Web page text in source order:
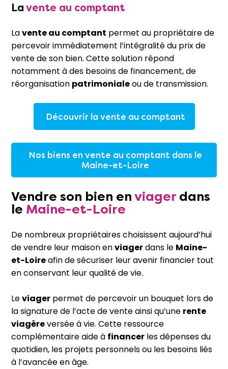
La vente au comptant
Lavente au comptant permet au propriétaire de
percevoir immédiatement l’intégralité du prix de
vente de son bien. Cette solution répond
notamment à des besoins de financement, de
réorganisation patrimonialeou de transmission.
Découvrir la vente au comptant
Nos biens en vente au comptant dans le
Maine-et-Loire
Vendre son bien en viager dans
le Maine-et-Loire
De nombreux propriétaires choisissent aujourd’hui
de vendre leur maison enviagerdans le Maine-
et-Loireafin de sécuriser leur avenir financier tout
en conservant leur qualité de vie.
Leviager permet de percevoir un bouquet lors de
la signature de l’acte de vente ainsi qu’une rente
viagèreversée à vie. Cette ressource
complémentaire aide à financer les dépenses du
quotidien, les projets personnels ou les besoins liés
à l’avancée en âge.